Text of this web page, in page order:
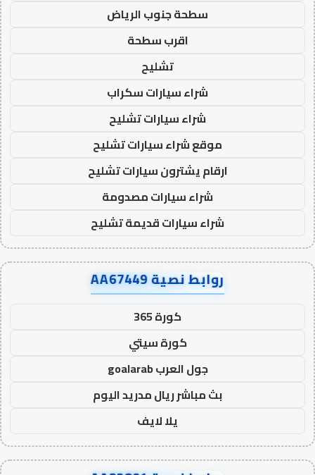
سطحة جنوب الرياض
اقرب سطحة
تشليح
شراء سيارات سكراب
شراء سيارات تشليح
موقع شراء سيارات تشليح
ارقام يشترون سيارات تشليح
شراء سيارات مصدومة
شراء سيارات قديمة تشليح
روابط نصية AA67449
كورة 365
كورة سيتي
جول العرب goalarab
بث مباشر ريال مدريد اليوم
يلا لايف